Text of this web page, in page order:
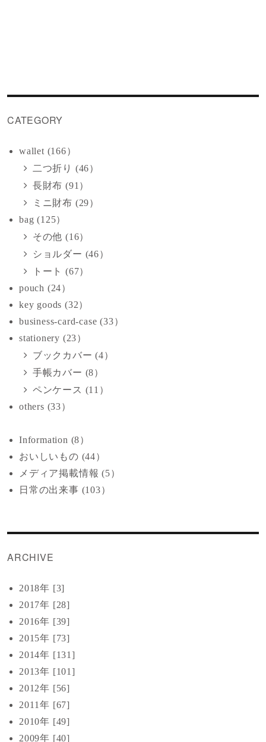
CATEGORY
wallet (166）
二つ折り (46）
長財布 (91）
ミニ財布 (29）
bag (125）
その他 (16）
ショルダー (46）
トート (67）
pouch (24）
key goods (32）
business-card-case (33）
stationery (23）
ブックカバー (4）
手帳カバー (8）
ペンケース (11）
others (33）
Information (8）
おいしいもの (44）
メディア掲載情報 (5）
日常の出来事 (103）
ARCHIVE
2018年 [3]
2017年 [28]
2016年 [39]
2015年 [73]
2014年 [131]
2013年 [101]
2012年 [56]
2011年 [67]
2010年 [49]
2009年 [40]